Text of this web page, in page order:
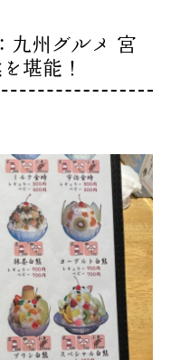
九州グルメ 宮
堪能！